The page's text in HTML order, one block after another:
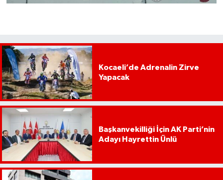
Kocaeli’de Adrenalin Zirve
Yapacak
Başkanvekilliği İçin AK Parti’nin
Adayı Hayrettin Ünlü